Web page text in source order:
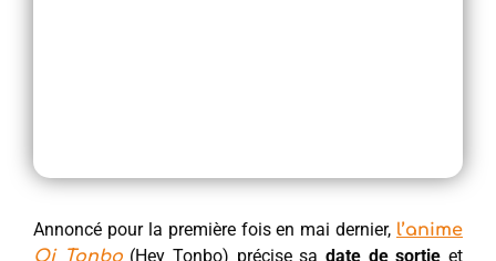
Annoncé pour la première fois en mai dernier, l’anime
Oi Tonbo(Hey Tonbo) précise sadate de sortie et